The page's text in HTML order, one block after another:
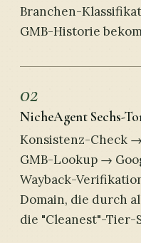
Branchen-
GMB-Historie
02
NicheAgent Sechs-
Konsistenz-Check
GMB-Lookup →
Wayback-
Domain, die durch
die "Cleanest"-Tier-